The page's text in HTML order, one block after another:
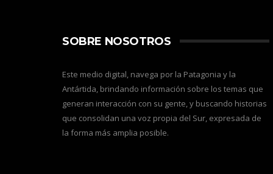
SOBRE NOSOTROS
Este medio digital, navega por la Patagonia y la
Antártida, brindando información sobre los temas que
generan interacción con su gente, y buscando historias
que consolidan una voz propia del Sur, expresada de
la forma más amplia posible.